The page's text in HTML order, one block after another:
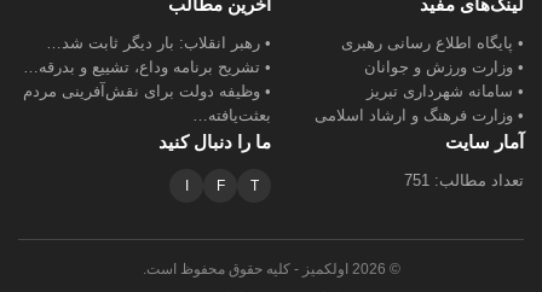
لینک‌های مفید
• پایگاه اطلاع رسانی رهبری
• وزارت ورزش و جوانان
• سامانه شهرداری تبریز
• وزارت فرهنگ و ارشاد اسلامی
آخرین مطالب
• رهبر انقلاب: بار دیگر ثابت شد…
• تشریح برنامه وداع، تشییع و بدرقه…
• وظیفه دولت برای نقش‌آفرینی مردم
بعثت‌یافته…
آمار سایت
تعداد مطالب: 751
ما را دنبال کنید
T
F
I
© 2026 اولکمیز - کلیه حقوق محفوظ است.